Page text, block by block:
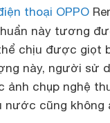
thoại OPPO
này tương
chịu được giọt
này, người sử
ảnh chụp nghệ
nước cũng không